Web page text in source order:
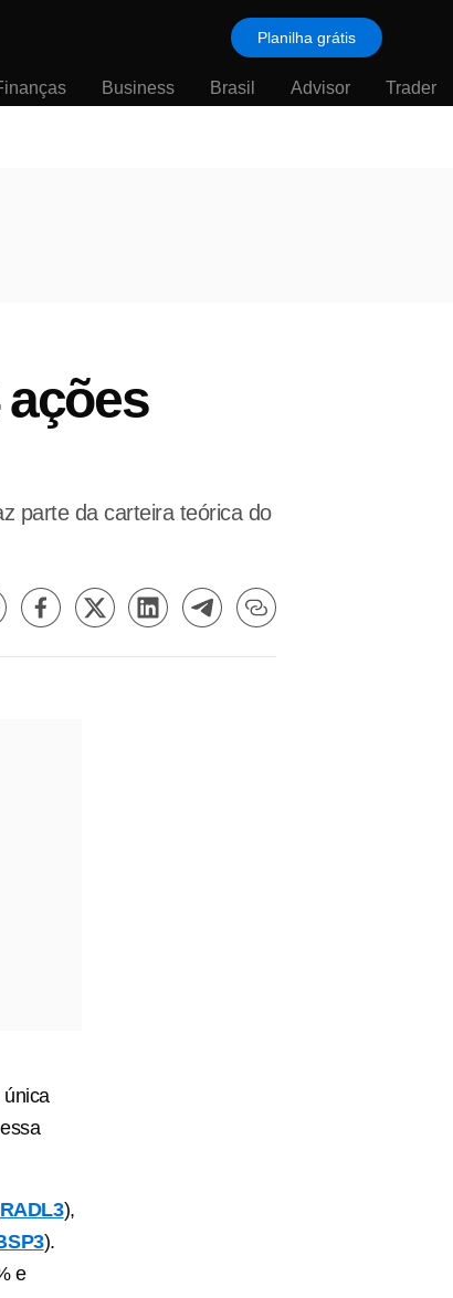
Planilha grátis
Business Brasil Advisor Trader
ações
parte da carteira teórica do
única
RADL3),
).
e